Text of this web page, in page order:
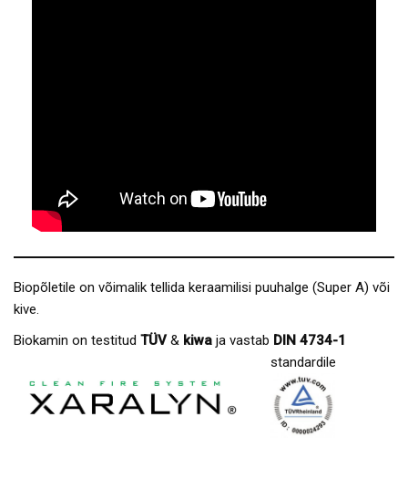
Biopõletile on võimalik tellida keraamilisi puuhalge (Super A) või
kive.
Biokamin on testitud TÜV& kiwa ja vastab DIN 4734-1
standardile